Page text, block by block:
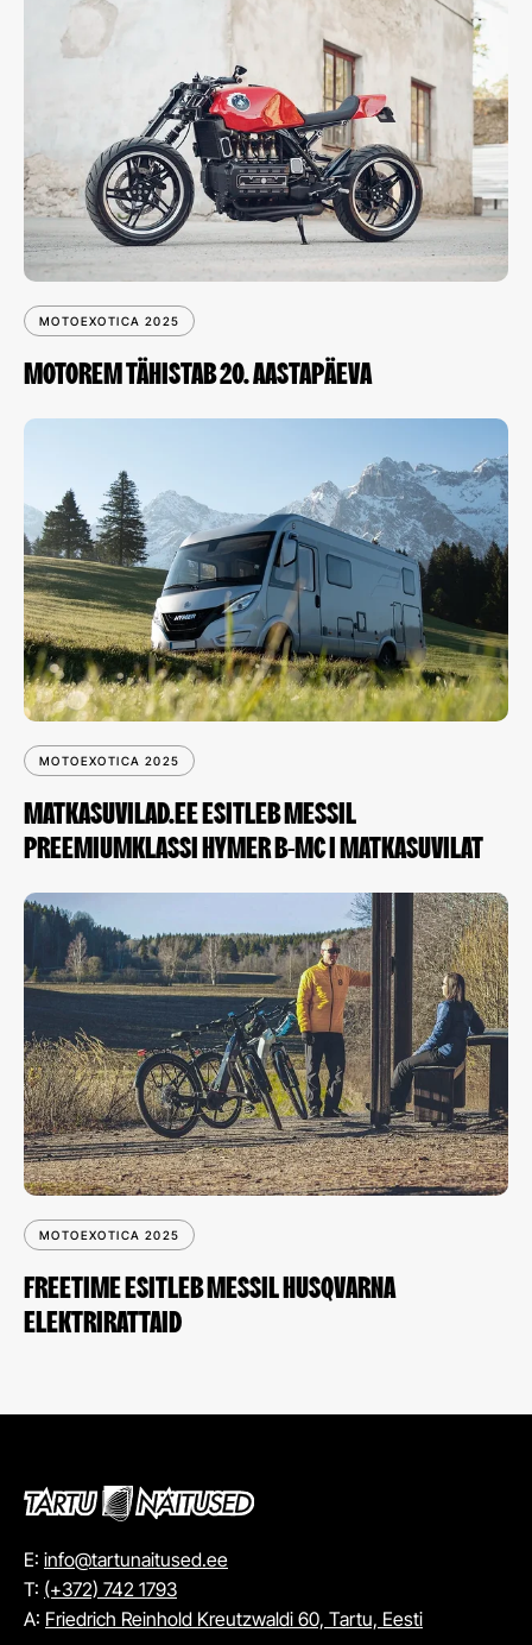
MOTOEXOTICA 2025
MOTOREM TÄHISTAB 20. AASTAPÄEVA
MOTOEXOTICA 2025
MATKASUVILAD.EE ESITLEB MESSIL
PREEMIUMKLASSI HYMER B-MC I MATKASUVILAT
MOTOEXOTICA 2025
FREETIME ESITLEB MESSIL HUSQVARNA
ELEKTRIRATTAID
E: info@tartunaitused.ee
T: (+372) 742 1793
A: Friedrich Reinhold Kreutzwaldi 60, Tartu, Eesti